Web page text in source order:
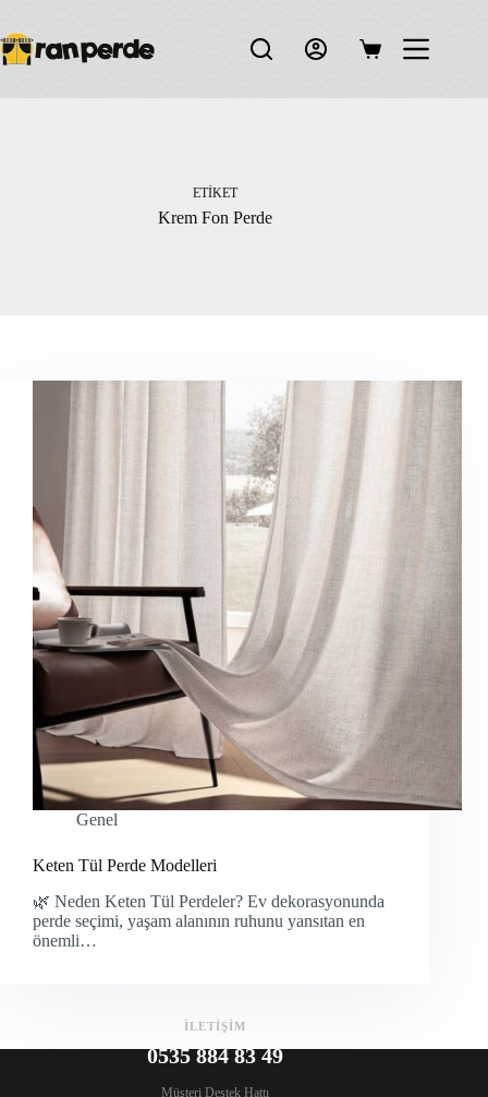
content
Shopping
ETIKET
Krem Fon Perde
Genel
Keten Tül Perde Modelleri
🌿 Neden Keten Tül Perdeler? Ev dekorasyonunda
perde seçimi, yaşam alanının ruhunu yansıtan en
önemli…
İLETİŞİM
0535 884 83 49
Müşteri Destek Hattı